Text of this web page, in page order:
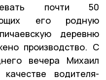
почти 50
его родную
деревню
производство. С
вечера Михаил
водителя-